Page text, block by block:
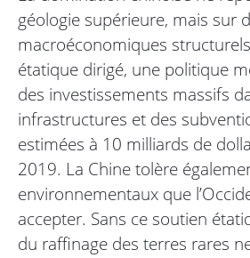
géologie supérieure, mais sur
macroéconomiques
étatique dirigé, une politique
des investissements massifs
infrastructures et des
estimées à 10 milliards de
2019. La Chine tolère
environnementaux que
accepter. Sans ce soutien
du raffinage des terres rares